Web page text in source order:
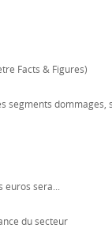
Facts & Figures)
segments dommages,
euros sera...
du secteur